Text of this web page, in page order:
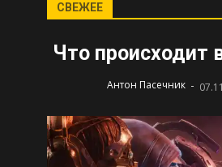
СВЕЖЕЕ
Что происходит
Антон Пасечник -